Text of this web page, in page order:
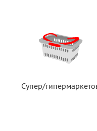
Супер/